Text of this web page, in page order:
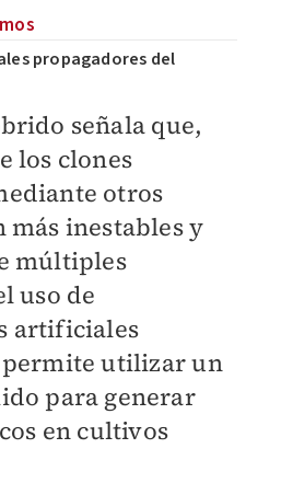
propagadores del
señala que,
los clones
otros
más inestables y
múltiples
uso de
artificiales
utilizar un
para generar
en cultivos